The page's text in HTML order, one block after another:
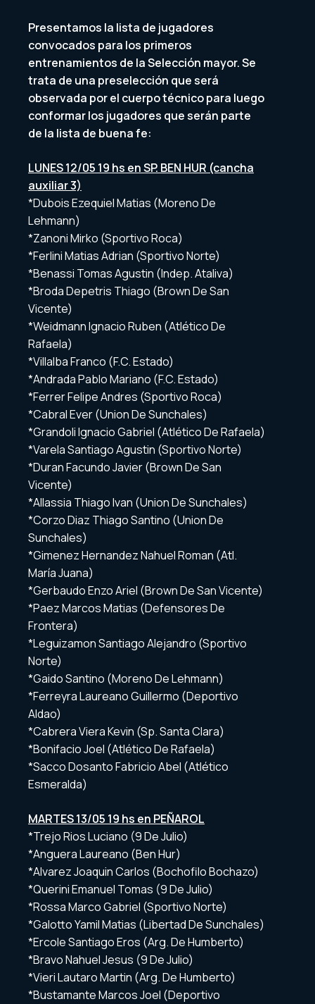
Presentamos la lista de jugadores
convocados para los primeros
entrenamientos de la Selección mayor. Se
trata de una preselección que será
observada por el cuerpo técnico para luego
conformar los jugadores que serán parte
de la lista de buena fe:
LUNES 12/05 19 hs en SP. BEN HUR (cancha
auxiliar 3)
*Dubois Ezequiel Matias (Moreno De
Lehmann)
*Zanoni Mirko (Sportivo Roca)
*Ferlini Matias Adrian (Sportivo Norte)
*Benassi Tomas Agustin (Indep. Ataliva)
*Broda Depetris Thiago (Brown De San
Vicente)
*Weidmann Ignacio Ruben (Atlético De
Rafaela)
*Villalba Franco (F.C. Estado)
*Andrada Pablo Mariano (F.C. Estado)
*Ferrer Felipe Andres (Sportivo Roca)
*Cabral Ever (Union De Sunchales)
*Grandoli Ignacio Gabriel (Atlético De Rafaela)
*Varela Santiago Agustin (Sportivo Norte)
*Duran Facundo Javier (Brown De San
Vicente)
*Allassia Thiago Ivan (Union De Sunchales)
*Corzo Diaz Thiago Santino (Union De
Sunchales)
*Gimenez Hernandez Nahuel Roman (Atl.
María Juana)
*Gerbaudo Enzo Ariel (Brown De San Vicente)
*Paez Marcos Matias (Defensores De
Frontera)
*Leguizamon Santiago Alejandro (Sportivo
Norte)
*Gaido Santino (Moreno De Lehmann)
*Ferreyra Laureano Guillermo (Deportivo
Aldao)
*Cabrera Viera Kevin (Sp. Santa Clara)
*Bonifacio Joel (Atlético De Rafaela)
*Sacco Dosanto Fabricio Abel (Atlético
Esmeralda)
MARTES 13/05 19 hs en PEÑAROL
*Trejo Rios Luciano (9 De Julio)
*Anguera Laureano (Ben Hur)
*Alvarez Joaquin Carlos (Bochofilo Bochazo)
*Querini Emanuel Tomas (9 De Julio)
*Rossa Marco Gabriel (Sportivo Norte)
*Galotto Yamil Matias (Libertad De Sunchales)
*Ercole Santiago Eros (Arg. De Humberto)
*Bravo Nahuel Jesus (9 De Julio)
*Vieri Lautaro Martin (Arg. De Humberto)
*Bustamante Marcos Joel (Deportivo